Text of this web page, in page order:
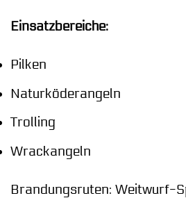
Einsatzbereiche:
Pilken
Naturköderangeln
Trolling
Wrackangeln
Brandungsruten: Weitwurf-